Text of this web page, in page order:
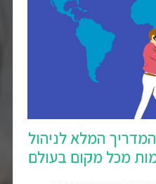
המלא לניהול
מכל מקום בעולם